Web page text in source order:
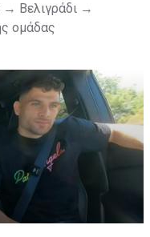
→ Bελιγράδι →
ομάδας
ξενοδοχείο, στο
(πανοραμική